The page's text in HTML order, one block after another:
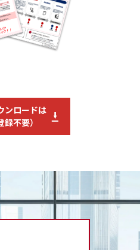
ンロードは
不要）